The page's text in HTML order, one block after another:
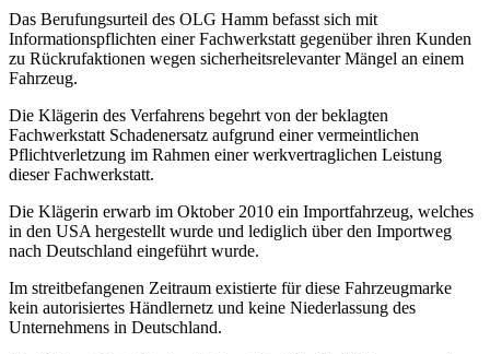
Das Berufungsurteil des OLG Hamm befasst sich mit
Informationspflichten einer Fachwerkstatt gegenüber ihren Kunden
zu Rückrufaktionen wegen sicherheitsrelevanter Mängel an einem
Fahrzeug.
Die Klägerin des Verfahrens begehrt von der beklagten
Fachwerkstatt Schadenersatz aufgrund einer vermeintlichen
Pflichtverletzung im Rahmen einer werkvertraglichen Leistung
dieser Fachwerkstatt.
Die Klägerin erwarb im Oktober 2010 ein Importfahrzeug, welches
in den USA hergestellt wurde und lediglich über den Importweg
nach Deutschland eingeführt wurde.
Im streitbefangenen Zeitraum existierte für diese Fahrzeugmarke
kein autorisiertes Händlernetz und keine Niederlassung des
Unternehmens in Deutschland.